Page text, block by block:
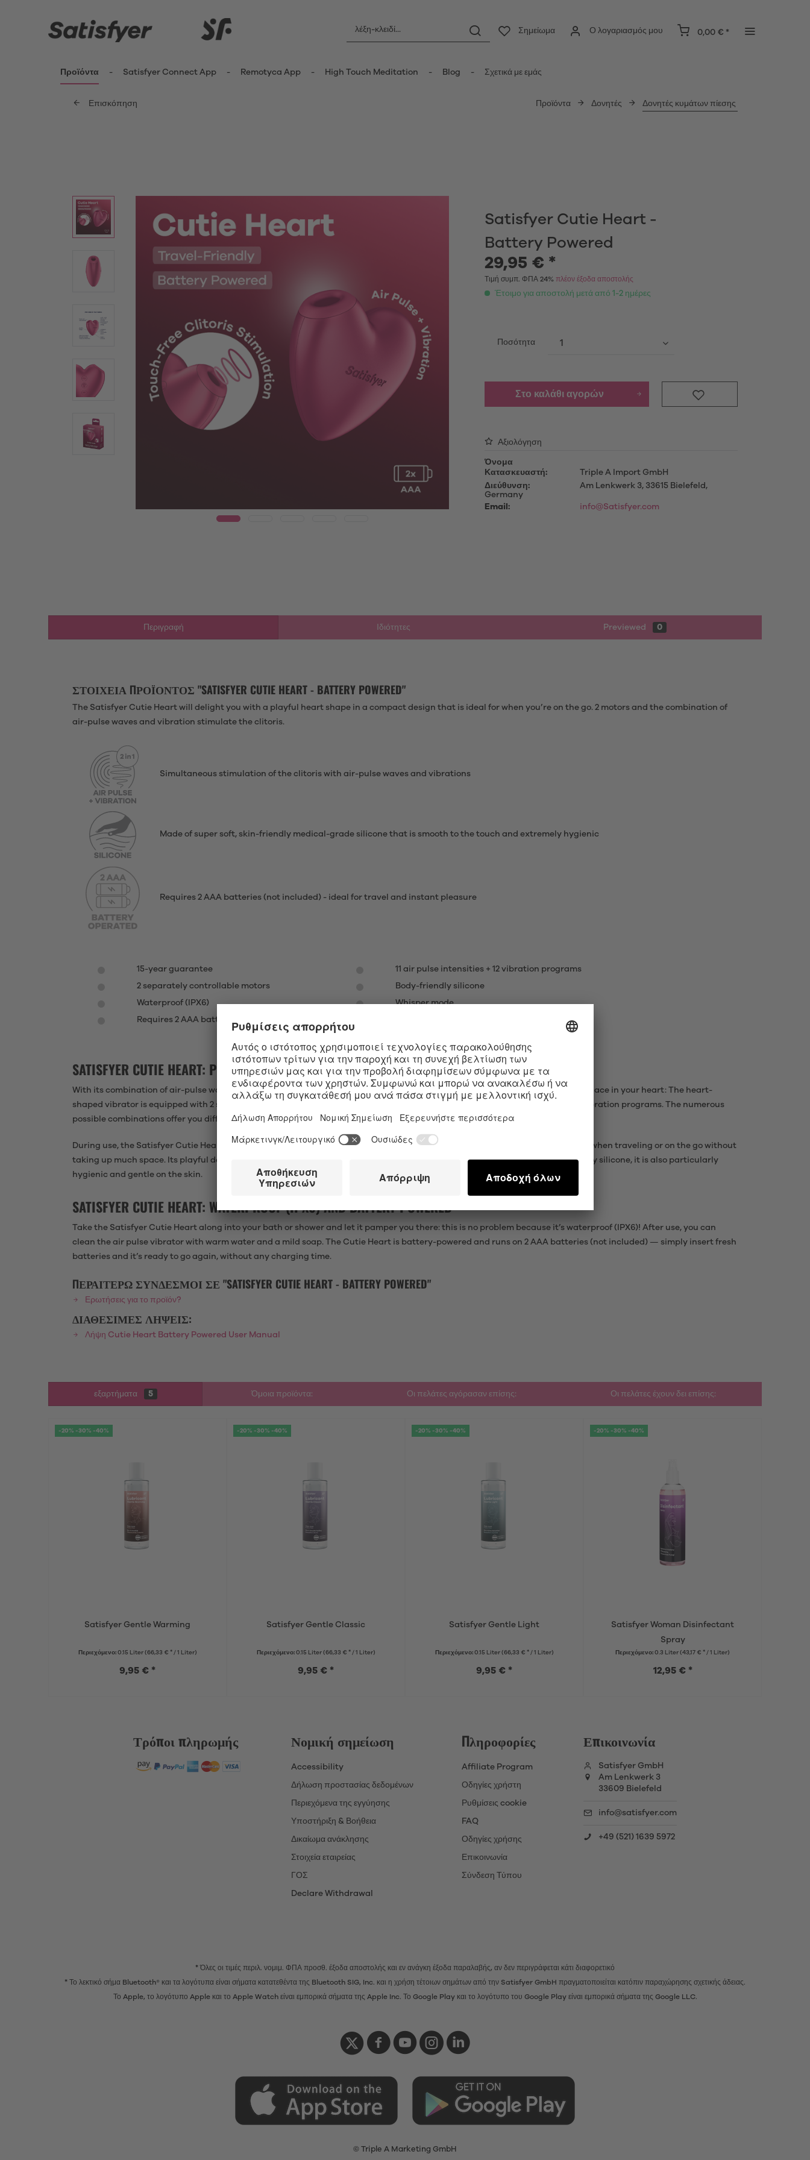
Σημείωμα Ο λογαριασμός μου 0,00 € *
Προϊόντα Satisfyer Connect App Remotyca App High Touch Meditation Blog Σχετικά με εμάς
Satisfyer Sets
App Toys
Γυάλινοι δονητές
Ερωτικά βοηθήματα για ζευγάρια
Δονητές για ζευγάρια
Πολυδονητές
Τεχνολογία Air Pulse
Κλειτοριδικά ερωτικά βοηθήματα
Μίνι δονητές
Panty Vibrators
Wearable Vibrators
Δονητές επαφής
Warming Vibrators
Δονητές πολυτελείας
Vulva Toys
Συσκευές αυνανισμού
Penis Toys
Δαχτυλίδια πέους
Κυπελλάκια περιόδου
Αξεσουάρ
Κεφαλές για αλλαγή
Καλώδια φόρτισης USB
Απολυμαντικά
Μανίκια για συσκευές αυνανισμού
Προϊόντα
Επισκόπηση Προϊόντα Δονητές Δονητές κυμάτων πίεσης
Satisfyer Cutie Heart -
Battery Powered
29,95 € *
Τιμή συμπ. ΦΠΑ 24%πλέον έξοδα αποστολής
Έτοιμο για αποστολή μετά από 1-2 ημέρες
Ποσότητα
Στο καλάθι αγορών
Αξιολόγηση
Όνομα
Κατασκευαστή:
Triple A Import GmbH
Διεύθυνση:
Am Lenkwerk 3, 33615 Bielefeld,
Germany
Email:
info@Satisfyer.com
Περιγραφή Ιδιότητες Previewed 0
ΣΤΟΙΧΕΊΑ ΠΡΟΪΌΝΤΟΣ "SATISFYER CUTIE HEART - BATTERY POWERED"
The Satisfyer Cutie Heart will delight you with a playful heart shape in a compact design that is ideal for when you’re on the go. 2 motors and the combination of
air-pulse waves and vibration stimulate the clitoris.
Simultaneous stimulation of the clitoris with air-pulse waves and vibrations
Made of super soft, skin-friendly medical-grade silicone that is smooth to the touch and extremely hygienic
Requires 2 AAA batteries (not included) - ideal for travel and instant pleasure
15-year guarantee
11 air pulse intensities + 12 vibration programs
2 separately controllable motors
Body-friendly silicone
Waterproof (IPX6)
Whisper mode
Requires 2 AAA batteries
SATISFYER CUTIE HEART: PLAYFUL, HEART-SHAPED AIR PULSE WAVE VIBRATOR
With its combination of air-pulse waves and vibration as well as the playful shape, the Satisfyer Cutie Heart will quickly win a place in your heart: The heart-
shaped vibrator is equipped with 2 separately controllable motors that take care of your clitoris with 11 air pulse wave and 12 vibration programs. The numerous
possible combinations offer you different intensities from gentle to intense.
During use, the Satisfyer Cutie Heart sits comfortably in your hand owing to its compact shape – it’s also easy to take with you when traveling or on the go without
taking up much space. Its playful design is particularly suitable for beginners. Since the lay-on vibrator is made of body-friendly silicone, it is also particularly
hygienic and gentle on the skin.
SATISFYER CUTIE HEART: WATERPROOF (IPX6) AND BATTERY-POWERED
Take the Satisfyer Cutie Heart along into your bath or shower and let it pamper you there: this is no problem because it’s waterproof (IPX6)! After use, you can
clean the air pulse vibrator with warm water and a mild soap. The Cutie Heart is battery-powered and runs on 2 AAA batteries (not included) — simply insert fresh
batteries and it’s ready to go again, without any charging time.
ΠΕΡΑΙΤΈΡΩ ΣΎΝΔΕΣΜΟΙ ΣΕ "SATISFYER CUTIE HEART - BATTERY POWERED"
Ερωτήσεις για το προϊόν?
ΔΙΑΘΈΣΙΜΕΣ ΛΉΨΕΙΣ:
Λήψη Cutie Heart Battery Powered User Manual
εξαρτήματα 5 Όμοια προϊόντα: Οι πελάτες αγόρασαν επίσης: Οι πελάτες έχουν δει επίσης:
-20% -30% -40%
Satisfyer Gentle Warming
Περιεχόμενο: 0.15 Liter (66,33 € * / 1 Liter)
9,95 € *
-20% -30% -40%
Satisfyer Gentle Classic
Περιεχόμενο: 0.15 Liter (66,33 € * / 1 Liter)
9,95 € *
-20% -30% -40%
Satisfyer Gentle Light
Περιεχόμενο: 0.15 Liter (66,33 € * / 1 Liter)
9,95 € *
-20% -30% -40%
Satisfyer Woman Disinfectant
Spray
Περιεχόμενο: 0.3 Liter (43,17 € * / 1 Liter)
12,95 € *
Τρόποι πληρωμής Νομική σημείωση
Accessibility
Δήλωση προστασίας δεδομένων
Περιεχόμενα της εγγύησης
Υποστήριξη & Βοήθεια
Δικαίωμα ανάκλησης
Στοιχεία εταιρείας
ΓΟΣ
Declare Withdrawal
Πληροφορίες
Affiliate Program
Οδηγίες χρήστη
Ρυθμίσεις cookie
FAQ
Οδηγίες χρήσης
Επικοινωνία
Σύνδεση Τύπου
Επικοινωνία
Satisfyer GmbH
Am Lenkwerk 3
33609 Bielefeld
info@satisfyer.com
+49 (521) 1639 5972
* Όλες οι τιμές περιλ. νομιμ. ΦΠΑ προσθ. έξοδα αποστολής και εν ανάγκη έξοδα παραλαβής, αν δεν περιγράφεται κάτι διαφορετικό
* Το λεκτικό σήμα Bluetooth® και τα λογότυπα είναι σήματα κατατεθέντα της Bluetooth SIG, Inc. και η χρήση τέτοιων σημάτων από την Satisfyer GmbH πραγματοποιείται κατόπιν παραχώρησης σχετικής άδειας.
Το Apple, το λογότυπο Apple και το Apple Watch είναι εμπορικά σήματα της Apple Inc. Το Google Play και το λογότυπο του Google Play είναι εμπορικά σήματα της Google LLC.
© Triple A Marketing GmbH